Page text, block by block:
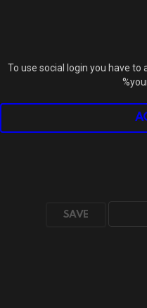
To use social login you have